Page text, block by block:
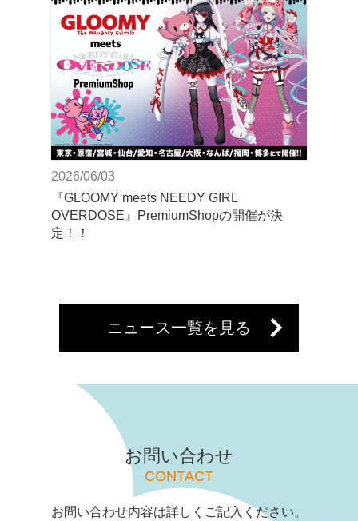
2026/06/03
『GLOOMY meets NEEDY GIRL
OVERDOSE』PremiumShopの開催が決
定！！
ニュース一覧を見る
お問い合わせ
CONTACT
お問い合わせ内容は詳しくご記入ください。